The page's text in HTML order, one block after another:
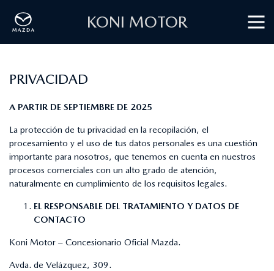
KONI MOTOR
PRIVACIDAD
A PARTIR DE SEPTIEMBRE DE 2025
La protección de tu privacidad en la recopilación, el
procesamiento y el uso de tus datos personales es una cuestión
importante para nosotros, que tenemos en cuenta en nuestros
procesos comerciales con un alto grado de atención,
naturalmente en cumplimiento de los requisitos legales.
EL RESPONSABLE DEL TRATAMIENTO Y DATOS DE
CONTACTO
Koni Motor – Concesionario Oficial Mazda.
Avda. de Velázquez, 309.